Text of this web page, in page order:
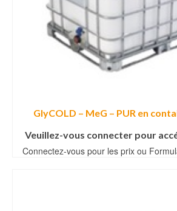
GlyCOLD – MeG – PUR en
Veuillez-vous connecter pour
Connectez-vous pour les prix ou